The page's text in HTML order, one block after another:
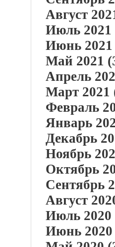
Август
Июль 2021
Июнь 2021
Май 2021
Апрель
Март 2021
Февраль
Январь
Декабрь
Ноябрь
Октябрь
Сентябрь
Август
Июль 2020
Июнь 2020